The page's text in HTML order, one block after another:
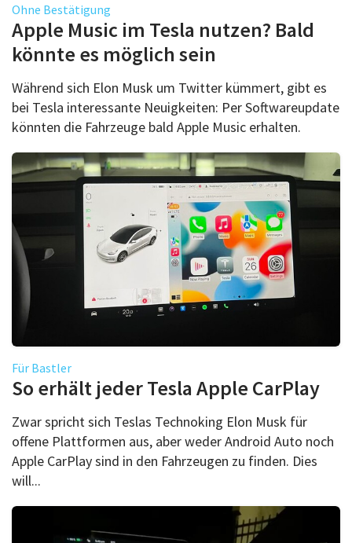
Ohne Bestätigung
Apple Music im Tesla nutzen? Bald
könnte es möglich sein
Während sich Elon Musk um Twitter kümmert, gibt es
bei Tesla interessante Neuigkeiten: Per Softwareupdate
könnten die Fahrzeuge bald Apple Music erhalten.
Für Bastler
So erhält jeder Tesla Apple CarPlay
Zwar spricht sich Teslas Technoking Elon Musk für
offene Plattformen aus, aber weder Android Auto noch
Apple CarPlay sind in den Fahrzeugen zu finden. Dies
will...